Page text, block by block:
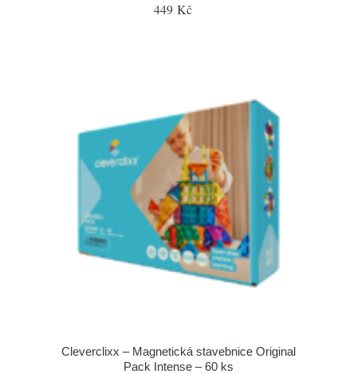
449 Kč
Cleverclixx – Magnetická stavebnice Original
Pack Intense – 60 ks